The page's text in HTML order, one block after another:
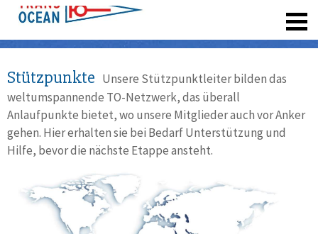
Stützpunkte Unsere Stützpunktleiter bilden das
weltumspannende TO-Netzwerk, das überall
Anlaufpunkte bietet, wo unsere Mitglieder auch vor Anker
gehen. Hier erhalten sie bei Bedarf Unterstützung und
Hilfe, bevor die nächste Etappe ansteht.